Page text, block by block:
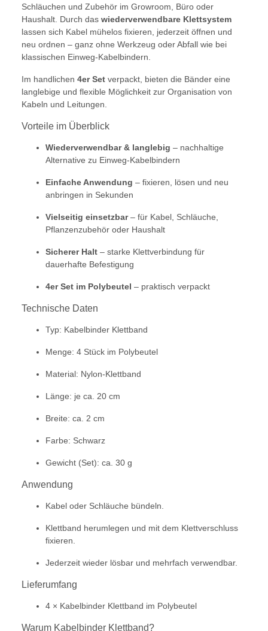
Schläuchen und Zubehör im Growroom, Büro oder
Haushalt. Durch das wiederverwendbare Klettsystem
lassen sich Kabel mühelos fixieren, jederzeit öffnen und
neu ordnen – ganz ohne Werkzeug oder Abfall wie bei
klassischen Einweg-Kabelbindern.
Im handlichen 4er Set verpackt, bieten die Bänder eine
langlebige und flexible Möglichkeit zur Organisation von
Kabeln und Leitungen.
Vorteile im Überblick
Wiederverwendbar & langlebig – nachhaltige
Alternative zu Einweg-Kabelbindern
Einfache Anwendung – fixieren, lösen und neu
anbringen in Sekunden
Vielseitig einsetzbar– für Kabel, Schläuche,
Pflanzenzubehör oder Haushalt
Sicherer Halt – starke Klettverbindung für
dauerhafte Befestigung
4er Set im Polybeutel – praktisch verpackt
Technische Daten
Typ: Kabelbinder Klettband
Menge: 4 Stück im Polybeutel
Material: Nylon-Klettband
Länge: je ca. 20 cm
Breite: ca. 2 cm
Farbe: Schwarz
Gewicht (Set): ca. 30 g
Anwendung
Kabel oder Schläuche bündeln.
Klettband herumlegen und mit dem Klettverschluss
fixieren.
Jederzeit wieder lösbar und mehrfach verwendbar.
Lieferumfang
4 × Kabelbinder Klettband im Polybeutel
Warum Kabelbinder Klettband?